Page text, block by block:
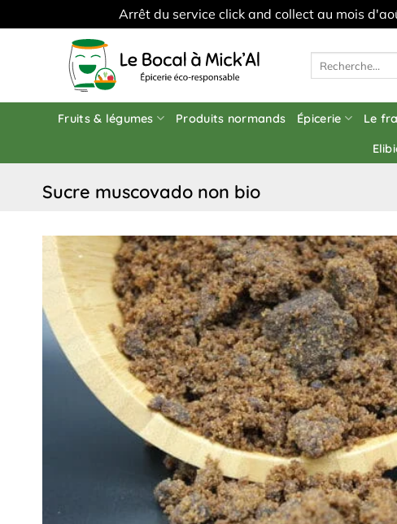
Arrêt du service click and collect au mois
Fruits & légumes Produits normands Épicerie Le
sucre muscovado non bio